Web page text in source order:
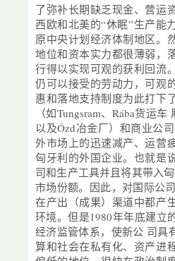
了弥补长期缺乏现金、营运
西欧和北美的“休眠”生产能
原中央计划经济体制地区。
地位和资本实力都很薄弱，
行得以实现可观的获利回流
仍可以接受的劳动力，可观
惠和落地支持制度为此打下
（如Tungsram、Rába货运
以及Ózd冶金厂）和商业公
外市场上的迅速减产、运营
匈牙利的外国企业。也就是
司和生产工具并且将其带入
市场份额。因此，对国际公
在产出（成果）渠道中都产
环境。但是1980年年底建立
经济监管体系，使新公 司具
算和社会在私有化、资产进